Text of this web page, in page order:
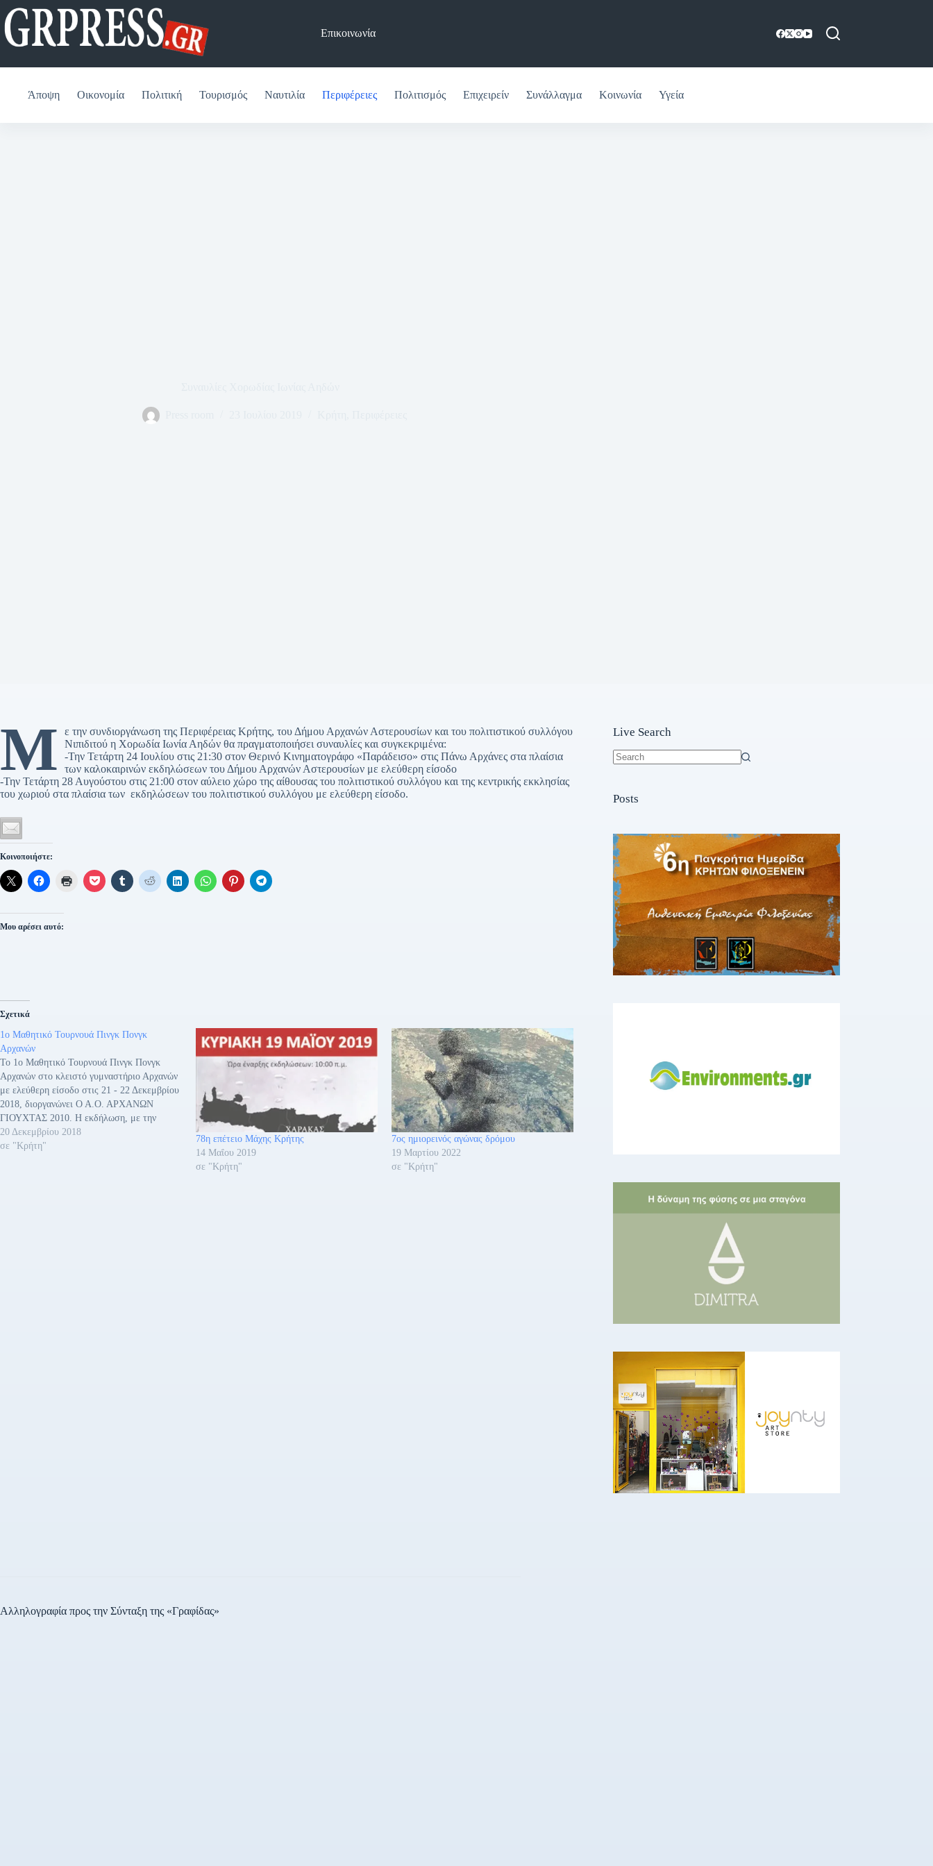
Μετάβαση
στο
περιεχόμενο
Επικοινωνία
Άποψη Οικονομία Πολιτική Τουρισμός Ναυτιλία Περιφέρειες Πολιτισμός Επιχειρείν Συνάλλαγμα Κοινωνία Υγεία
Μ
ε την συνδιοργάνωση της Περιφέρειας Κρήτης, του Δήμου Αρχανών Αστερουσίων και του πολιτιστικού συλλόγου
Νιπιδιτού η Χορωδία Ιωνία Αηδών θα πραγματοποιήσει συναυλίες και συγκεκριμένα:
-Την Τετάρτη 24 Ιουλίου στις 21:30 στον Θερινό Κινηματογράφο «Παράδεισο» στις Πάνω Αρχάνες στα πλαίσια
των καλοκαιρινών εκδηλώσεων του Δήμου Αρχανών Αστερουσίων με ελεύθερη είσοδο
-Την Τετάρτη 28 Αυγούστου στις 21:00 στον αύλειο χώρο της αίθουσας του πολιτιστικού συλλόγου και της κεντρικής εκκλησίας
του χωριού στα πλαίσια των εκδηλώσεων του πολιτιστικού συλλόγου με ελεύθερη είσοδο.
Κοινοποιήστε:
Μου αρέσει αυτό:
Σχετικά
1ο Μαθητικό Τουρνουά Πινγκ Πονγκ
Αρχανών
Το 1ο Μαθητικό Τουρνουά Πινγκ Πονγκ
Αρχανών στο κλειστό γυμναστήριο Αρχανών
με ελεύθερη είσοδο στις 21 - 22 Δεκεμβρίου
2018, διοργανώνει Ο Α.Ο. ΑΡΧΑΝΩΝ
ΓΙΟΥΧΤΑΣ 2010. Η εκδήλωση, με την
συνδιοργάνωση της Περιφέρειας Κρήτης
σύμφωνα με τον οργανωτή, απευθύνεται σε
20 Δεκεμβρίου 2018
σε "Κρήτη"
78η επέτειο Μάχης Κρήτης
14 Μαΐου 2019
σε "Κρήτη"
7ος ημιορεινός αγώνας δρόμου
19 Μαρτίου 2022
σε "Κρήτη"
Live Search
Posts
Αλληλογραφία προς την Σύνταξη της «Γραφίδας»